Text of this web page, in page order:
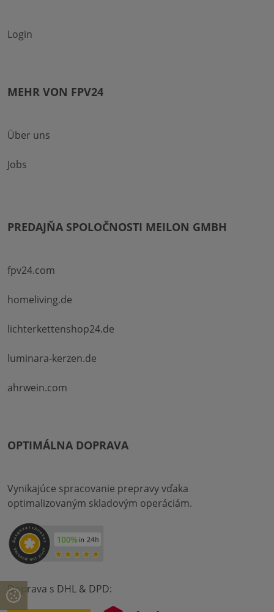
Login
MEHR VON FPV24
Über uns
Jobs
PREDAJŇA SPOLOČNOSTI MEILON GMBH
fpv24.com
homeliving.de
lichterkettenshop24.de
luminara-kerzen.de
ahrwein.com
OPTIMÁLNA DOPRAVA
Vynikajúce spracovanie prepravy vďaka
optimalizovaným skladovým operáciám.
Doprava s DHL & DPD: